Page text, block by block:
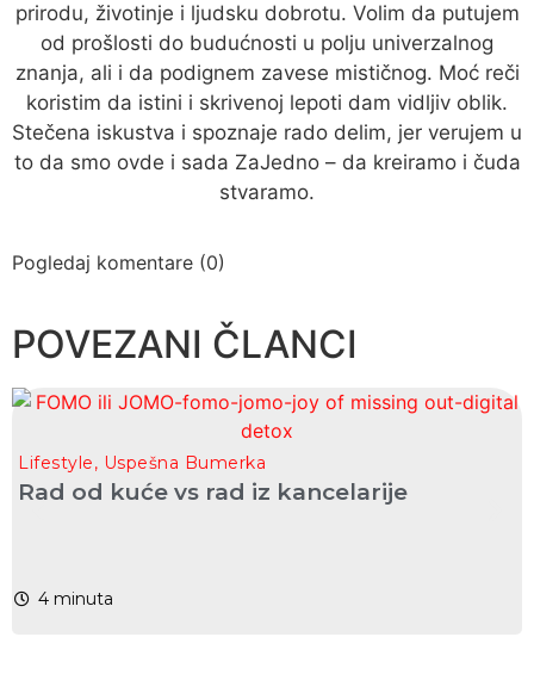
prirodu, životinje i ljudsku dobrotu. Volim da putujem
od prošlosti do budućnosti u polju univerzalnog
znanja, ali i da podignem zavese mističnog. Moć reči
koristim da istini i skrivenoj lepoti dam vidljiv oblik.
Stečena iskustva i spoznaje rado delim, jer verujem u
to da smo ovde i sada ZaJedno – da kreiramo i čuda
stvaramo.
Pogledaj komentare (0)
POVEZANI ČLANCI
Lifestyle, Uspešna Bumerka
Rad od kuće vs rad iz kancelarije
4 minuta